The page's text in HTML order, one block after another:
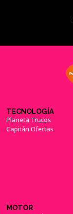
TECNOLOGÍA
Planeta Trucos
Capitán Ofertas
MOTOR